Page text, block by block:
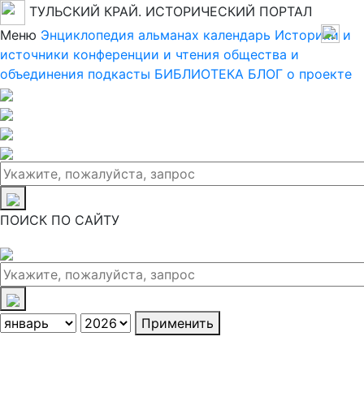
ТУЛЬСКИЙ КРАЙ. ИСТОРИЧЕСКИЙ ПОРТАЛ
Меню Энциклопедия альманах календарь Историки и
источники конференции и чтения общества и
объединения подкасты БИБЛИОТЕКА БЛОГ о проекте
ПОИСК ПО САЙТУ
Применить